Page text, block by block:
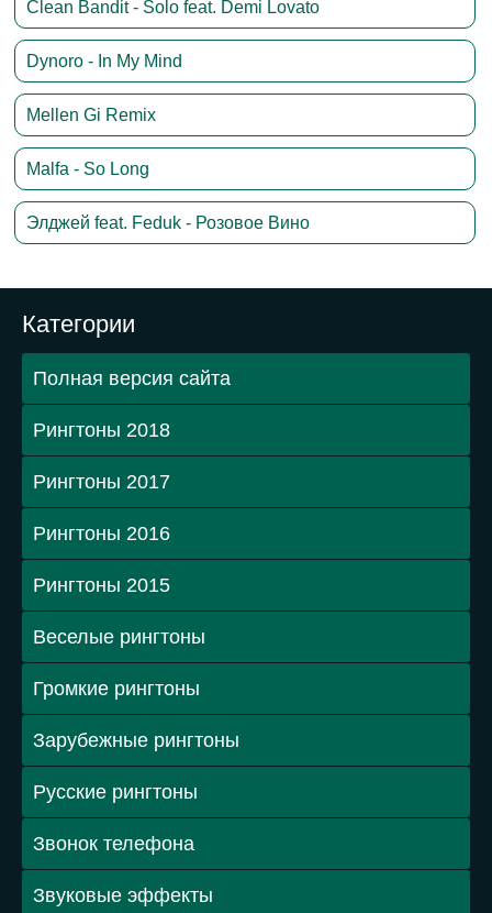
Clean Bandit - Solo feat. Demi Lovato
Dynoro - In My Mind
Mellen Gi Remix
Malfa - So Long
Элджей feat. Feduk - Розовое Вино
Категории
Полная версия сайта
Рингтоны 2018
Рингтоны 2017
Рингтоны 2016
Рингтоны 2015
Веселые рингтоны
Громкие рингтоны
Зарубежные рингтоны
Русские рингтоны
Звонок телефона
Звуковые эффекты